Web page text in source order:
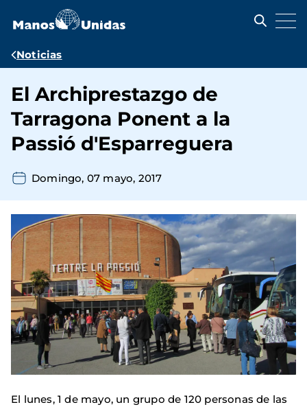
contenido
Ruta
navegación
Noticias
El Archiprestazgo de
Tarragona Ponent a la
Passió d'Esparreguera
Domingo, 07 mayo, 2017
El lunes, 1 de mayo, un grupo de 120 personas de las